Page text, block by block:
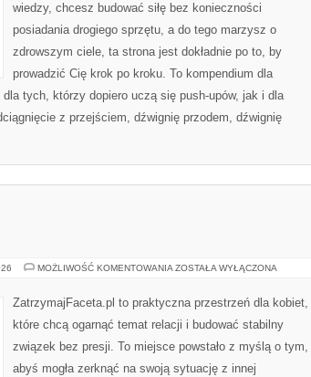
wiedzy, chcesz budować siłę bez konieczności
posiadania drogiego sprzętu, a do tego marzysz o
zdrowszym ciele, ta strona jest dokładnie po to, by
prowadzić Cię krok po kroku. To kompendium dla
tych, którzy dopiero uczą się push-upów, jak i dla
z przejściem, dźwignię przodem, dźwignię
MOŻLIWOŚĆ KOMENTOWANIA ZWIĄZKI
ZOSTAŁA WYŁĄCZONA
ZatrzymajFaceta.pl to praktyczna przestrzeń dla kobiet,
które chcą ogarnąć temat relacji i budować stabilny
związek bez presji. To miejsce powstało z myślą o tym,
abyś mogła zerknąć na swoją sytuację z innej